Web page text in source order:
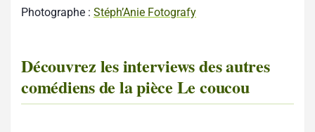
Photographe : Stéph’Anie Fotografy
Découvrez les interviews des autres
comédiens de la pièce Le coucou